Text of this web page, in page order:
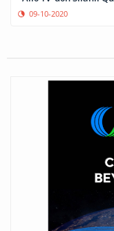
09-10-2020